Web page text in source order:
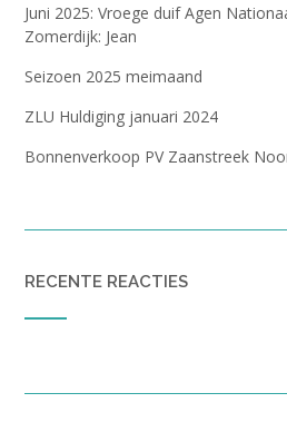
Juni 2025: Vroege duif Agen
Zomerdijk: Jean
Seizoen 2025 meimaand
ZLU Huldiging januari 2024
Bonnenverkoop PV Zaanstreek
RECENTE REACTIES